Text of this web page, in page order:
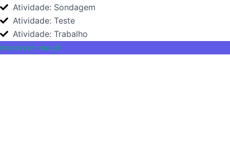
Atividade: Sondagem
Atividade: Teste
Atividade: Trabalho
Inscrever-me já!